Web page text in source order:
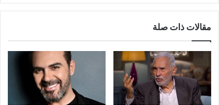
مقالات ذات صلة